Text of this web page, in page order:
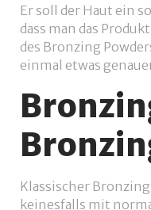
Er soll der Haut ein
dass man das
des Bronzing
einmal etwas
Klassischer
keinesfalls mit